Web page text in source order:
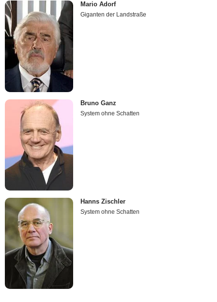
Mario Adorf
Giganten der Landstraße
Bruno Ganz
System ohne Schatten
Hanns Zischler
System ohne Schatten